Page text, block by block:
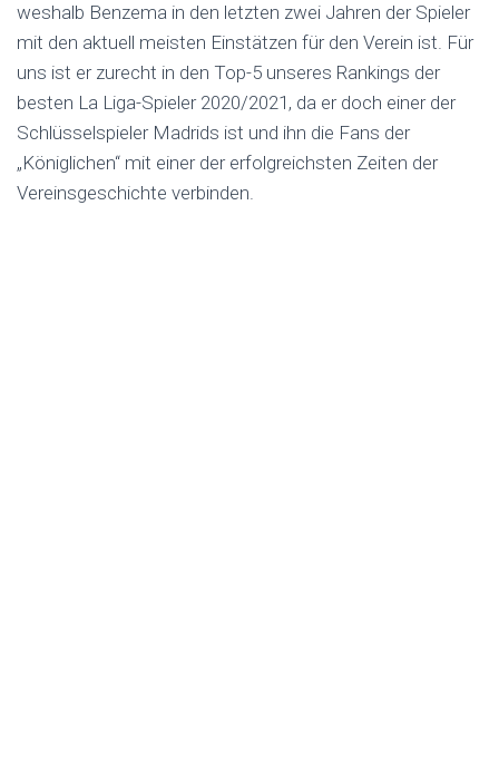
weshalb Benzema in den letzten zwei Jahren der Spieler
mit den aktuell meisten Einstätzen für den Verein ist. Für
uns ist er zurecht in den Top-5 unseres Rankings der
besten La Liga-Spieler 2020/2021, da er doch einer der
Schlüsselspieler Madrids ist und ihn die Fans der
„Königlichen“ mit einer der erfolgreichsten Zeiten der
Vereinsgeschichte verbinden.